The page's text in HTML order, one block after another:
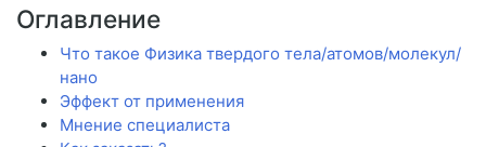
Оглавление
Что такое Физика твердого тела/атомов/молекул/
нано
Эффект от применения
Мнение специалиста